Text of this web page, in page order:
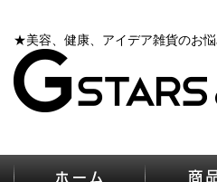
★美容、健康、アイデア雑貨のお